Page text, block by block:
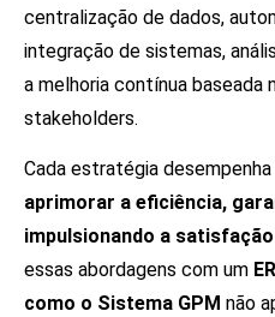
centralização de dados,
integração de sistemas,
a melhoria contínua baseada
stakeholders.
Cada estratégia desempenha
aprimorar a eficiência,
impulsionando a
essas abordagens com um
como o Sistema GPM não